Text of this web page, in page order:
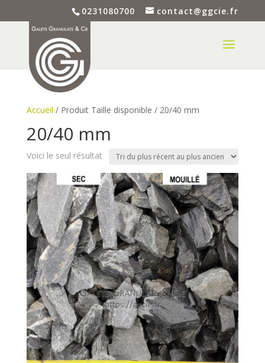
0231080700 contact@ggcie.fr
Accueil / Produit Taille disponible / 20/40 mm
20/40 mm
Voici le seul résultat